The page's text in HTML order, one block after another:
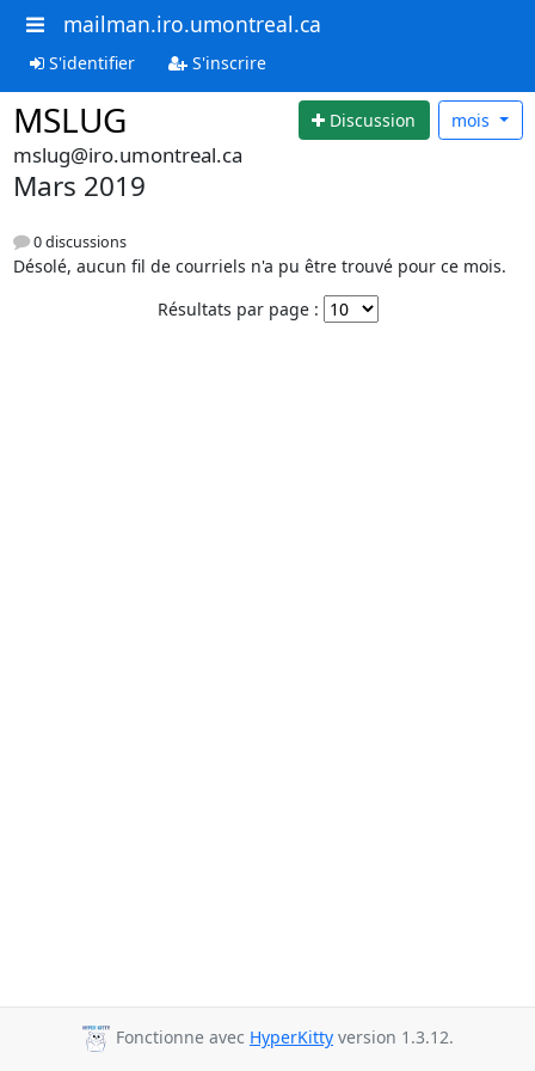
mailman.iro.umontreal.ca
S'identifier S'inscrire
MSLUG Discussion mois
mslug@iro.umontreal.ca
Mars 2019
0 discussions
Désolé, aucun fil de courriels n'a pu être trouvé pour ce mois.
Résultats par page :
Fonctionne avec HyperKitty version 1.3.12.